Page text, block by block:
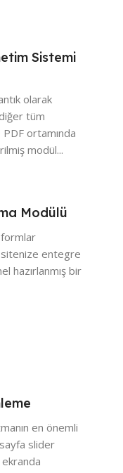
Sistemi
olarak
tüm
ortamında
modül...
Modülü
entegre
hazırlanmış bir
en önemli
slider